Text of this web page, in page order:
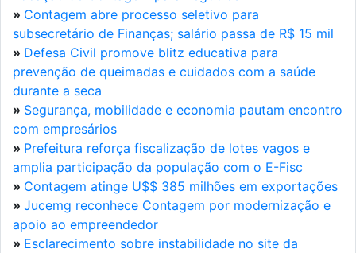
» Contagem abre processo seletivo para
subsecretário de Finanças; salário passa de R$ 15 mil
» Defesa Civil promove blitz educativa para
prevenção de queimadas e cuidados com a saúde
durante a seca
» Segurança, mobilidade e economia pautam encontro
com empresários
» Prefeitura reforça fiscalização de lotes vagos e
amplia participação da população com o E-Fisc
» Contagem atinge U$$ 385 milhões em exportações
» Jucemg reconhece Contagem por modernização e
apoio ao empreendedor
» Esclarecimento sobre instabilidade no site da